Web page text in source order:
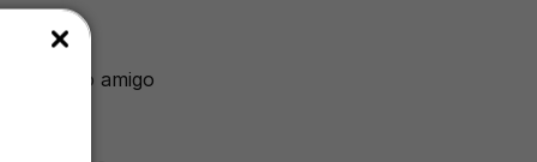
sendo amigo